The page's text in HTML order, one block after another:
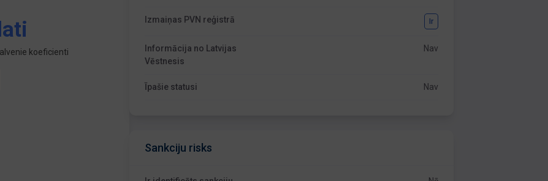
koeficienti
Izmaiņas PVN reģistrā Ir
Informācija no Latvijas
Vēstnesis
Nav
Īpašie statusi Nav
Sankciju risks